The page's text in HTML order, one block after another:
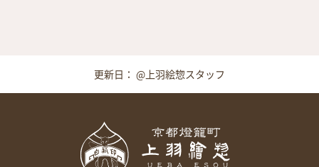
更新日： @上羽絵惣スタッフ